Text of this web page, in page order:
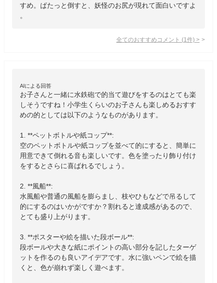
すめ。ぱたっと倒すと、妖怪のお尻が現れて面白いですよ
。
全てのおすすめコメント (1 件) >
AIによる回答
お子さんと一緒に水鉄砲で的当て遊びをするのはとても楽
しそうですね！小学生くらいのお子さんも楽しめるおすす
めの的としては以下のようなものがあります。
1. **ペットボトルや紙コップ**:
空のペットボトルや紙コップを並べて的にすると、簡単に
用意できて倒れる音も楽しいです。色を塗ったり飾り付け
をするとさらに喜ばれるでしょう。
2. **風船**:
水風船や普通の風船を膨らまし、枝やひもなどで吊るして
的にするのはいかがですか？割れると達成感があるので、
とても盛り上がります。
3. **ポスターや絵を描いた段ボール**:
段ボールや大きな紙にポイントの高い部分を記したターゲ
ットを作るのも良いアイデアです。水に強いペンで絵を描
くと、色が崩れず楽しく遊べます。